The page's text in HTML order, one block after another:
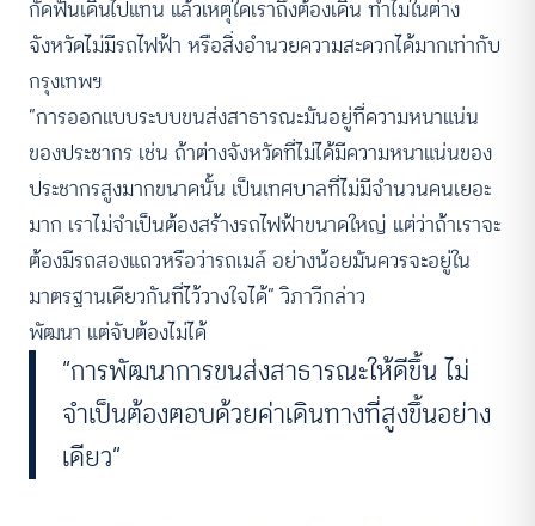
กัดฟันเดินไปแทน แล้วเหตุใดเราถึงต้องเดิน ทำไมในต่าง
จังหวัดไม่มีรถไฟฟ้า หรือสิ่งอำนวยความสะดวกได้มากเท่ากับ
กรุงเทพฯ
“การออกแบบระบบขนส่งสาธารณะมันอยู่ที่ความหนาแน่น
ของประชากร เช่น ถ้าต่างจังหวัดที่ไม่ได้มีความหนาแน่นของ
ประชากรสูงมากขนาดนั้น เป็นเทศบาลที่ไม่มีจำนวนคนเยอะ
มาก เราไม่จำเป็นต้องสร้างรถไฟฟ้าขนาดใหญ่ แต่ว่าถ้าเราจะ
ต้องมีรถสองแถวหรือว่ารถเมล์ อย่างน้อยมันควรจะอยู่ใน
มาตรฐานเดียวกันที่ไว้วางใจได้” วิภาวีกล่าว
พัฒนา แต่จับต้องไม่ได้
“การพัฒนาการขนส่งสาธารณะให้ดีขึ้น ไม่
จำเป็นต้องตอบด้วยค่าเดินทางที่สูงขึ้นอย่าง
เดียว”